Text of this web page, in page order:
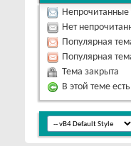
Нет
Популярная
Популярная
Тема закрыта
В этой теме